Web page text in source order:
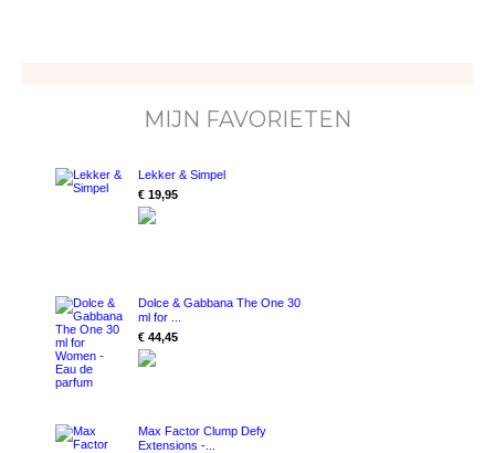
MIJN FAVORIETEN
Lekker & Simpel
€ 19,95
Dolce & Gabbana The One 30
ml for ...
€ 44,45
Max Factor Clump Defy
Extensions -...